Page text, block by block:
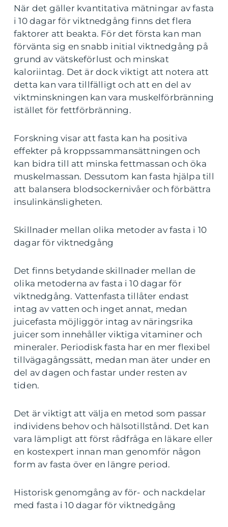
När det gäller kvantitativa mätningar av fasta
i 10 dagar för viktnedgång finns det flera
faktorer att beakta. För det första kan man
förvänta sig en snabb initial viktnedgång på
grund av vätskeförlust och minskat
kaloriintag. Det är dock viktigt att notera att
detta kan vara tillfälligt och att en del av
viktminskningen kan vara muskelförbränning
istället för fettförbränning.
Forskning visar att fasta kan ha positiva
effekter på kroppssammansättningen och
kan bidra till att minska fettmassan och öka
muskelmassan. Dessutom kan fasta hjälpa till
att balansera blodsockernivåer och förbättra
insulinkänsligheten.
Skillnader mellan olika metoder av fasta i 10
dagar för viktnedgång
Det finns betydande skillnader mellan de
olika metoderna av fasta i 10 dagar för
viktnedgång. Vattenfasta tillåter endast
intag av vatten och inget annat, medan
juicefasta möjliggör intag av näringsrika
juicer som innehåller viktiga vitaminer och
mineraler. Periodisk fasta har en mer flexibel
tillvägagångssätt, medan man äter under en
del av dagen och fastar under resten av
tiden.
Det är viktigt att välja en metod som passar
individens behov och hälsotillstånd. Det kan
vara lämpligt att först rådfråga en läkare eller
en kostexpert innan man genomför någon
form av fasta över en längre period.
Historisk genomgång av för- och nackdelar
med fasta i 10 dagar för viktnedgång